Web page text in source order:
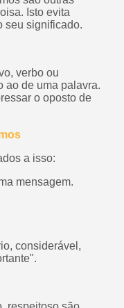
Isto evita
seu significado.
verbo ou
ao de uma palavra.
o oposto de
a isso:
mensagem.
considerável,